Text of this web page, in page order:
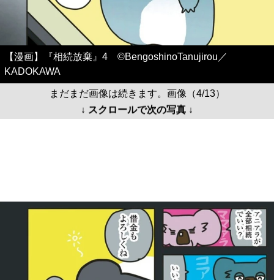
【漫画】『相続放棄』4 ©BengoshinoTanujirou／
KADOKAWA
まだまだ画像は続きます。画像（4/13）
↓ スクロールで次の写真 ↓